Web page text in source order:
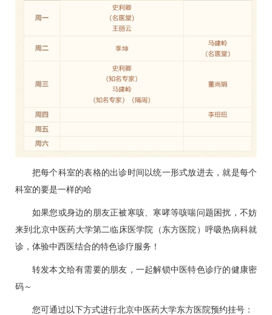
把每个科室的表格的出诊时间以统一形式放进去，就是每个
科室的要是一样的哈
如果您或身边的朋友正被寒咳、寒哮等咳喘问题困扰，不妨
来到北京中医药大学第二临床医学院（东方医院） 呼吸热病科就
诊，体验中西医结合的特色诊疗服务！
转发本文给有需要的朋友，一起解锁中医特色诊疗的健康密
码～
您可通过以下方式进行北京中医药大学东方医院预约挂号：